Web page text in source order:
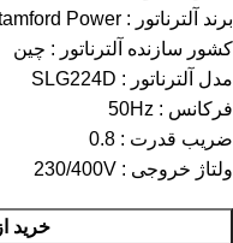
برند آلترناتور : Stamford Power
کشور سازنده آلترناتور : چین
مدل آلترناتور : SLG224D
فرکانس : 50Hz
ضریب قدرت : 0.8
ولتاژ خروجی : 230/400V
خرید